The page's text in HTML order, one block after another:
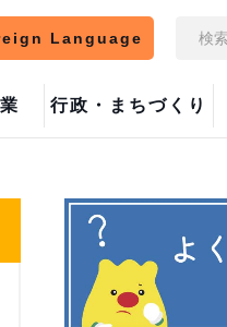
行政・まちづくり
Language